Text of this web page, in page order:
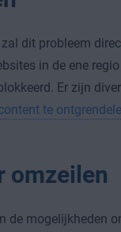
dit probleem
in de ene
Er zijn
te
omzeilen
de mogelijkheden